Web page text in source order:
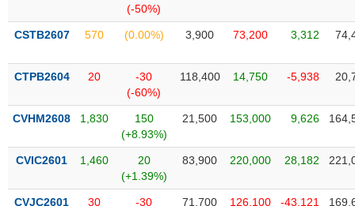
(-50%)
CSTB2607 570 (0.00%) 3,900 73,200 3,312
CTPB2604 20
-30
(-60%)
118,400 14,750 -5,938
CVHM2608 1,830
150
(+8.93%)
21,500 153,000 9,626
CVIC2601 1,460
20
(+1.39%)
83,900 220,000 28,182
CVJC2601 30 -30 71,700 126,100 -43,121
TIÊU
DÙNG
YẾU
CHĂM